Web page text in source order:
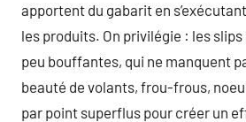
apportent du gabarit en
les produits. On privilégie : les
peu bouffantes, qui ne manquent
beauté de volants, frou-frous,
par point superflus pour créer un